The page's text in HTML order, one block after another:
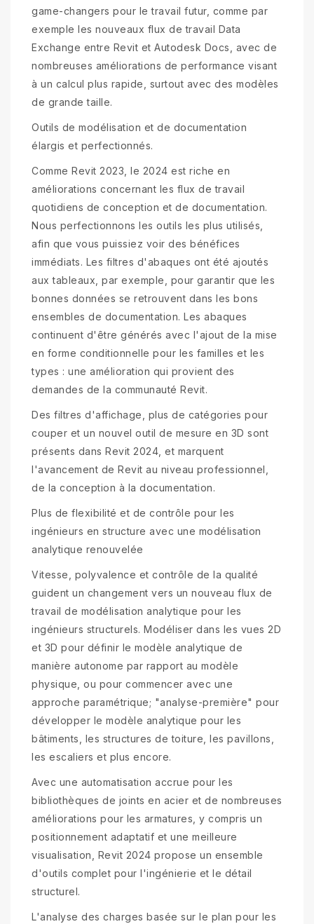
game-changers pour le travail futur, comme par
exemple les nouveaux flux de travail Data
Exchange entre Revit et Autodesk Docs, avec de
nombreuses améliorations de performance visant
à un calcul plus rapide, surtout avec des modèles
de grande taille.
Outils de modélisation et de documentation
élargis et perfectionnés.
Comme Revit 2023, le 2024 est riche en
améliorations concernant les flux de travail
quotidiens de conception et de documentation.
Nous perfectionnons les outils les plus utilisés,
afin que vous puissiez voir des bénéfices
immédiats. Les filtres d'abaques ont été ajoutés
aux tableaux, par exemple, pour garantir que les
bonnes données se retrouvent dans les bons
ensembles de documentation. Les abaques
continuent d'être générés avec l'ajout de la mise
en forme conditionnelle pour les familles et les
types : une amélioration qui provient des
demandes de la communauté Revit.
Des filtres d'affichage, plus de catégories pour
couper et un nouvel outil de mesure en 3D sont
présents dans Revit 2024, et marquent
l'avancement de Revit au niveau professionnel,
de la conception à la documentation.
Plus de flexibilité et de contrôle pour les
ingénieurs en structure avec une modélisation
analytique renouvelée
Vitesse, polyvalence et contrôle de la qualité
guident un changement vers un nouveau flux de
travail de modélisation analytique pour les
ingénieurs structurels. Modéliser dans les vues 2D
et 3D pour définir le modèle analytique de
manière autonome par rapport au modèle
physique, ou pour commencer avec une
approche paramétrique; "analyse-première" pour
développer le modèle analytique pour les
bâtiments, les structures de toiture, les pavillons,
les escaliers et plus encore.
Avec une automatisation accrue pour les
bibliothèques de joints en acier et de nombreuses
améliorations pour les armatures, y compris un
positionnement adaptatif et une meilleure
visualisation, Revit 2024 propose un ensemble
d'outils complet pour l'ingénierie et le détail
structurel.
L'analyse des charges basée sur le plan pour les